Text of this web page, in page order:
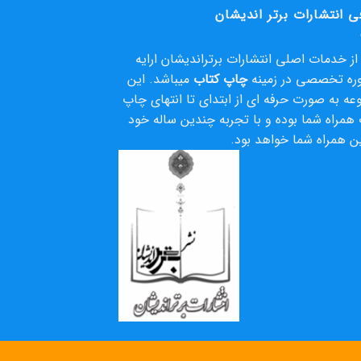
انتشارات برتر اندیشان
خدمات اصلی انتشارات برتراندیشان ارایه
تخصصی در زمینهچاپ کتاب میباشد. این
به صورت حرفه ای از ابتدای تا انتهای چاپ
همراه شما بوده و با تجربه چندین ساله خود
همراه شما خواهد بود.